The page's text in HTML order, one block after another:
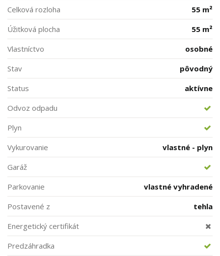
Celková rozloha
55 m²
Úžitková plocha
55 m²
Vlastníctvo
osobné
Stav
pôvodný
Status
aktívne
Odvoz odpadu
Plyn
Vykurovanie
vlastné - plyn
Garáž
Parkovanie
vlastné vyhradené
Postavené z
tehla
Energetický certifikát
Predzáhradka